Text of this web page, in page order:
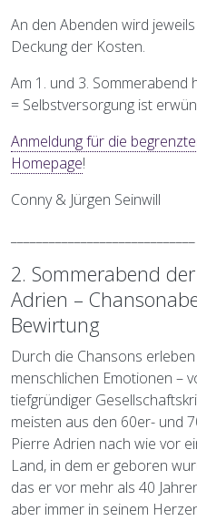
An den Abenden wird
Deckung der Kosten.
Am 1. und 3. Sommerabend
= Selbstversorgung ist
Anmeldung für die
Homepage!
Conny & Jürgen Seinwill
2. Sommerabend
Adrien –
Bewirtung
Durch die Chansons
menschlichen Emotionen –
tiefgründiger
meisten aus den 60er- und
Pierre Adrien nach wie vor
Land, in dem er geboren
das er vor mehr als 40
aber immer in seinem